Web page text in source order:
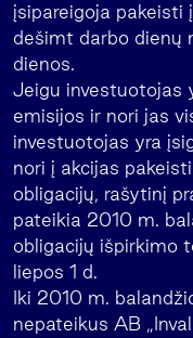
įsipareigoja pakeisti
dešimt darbo dienų
dienos.
Jeigu investuotojas
emisijos ir nori jas
investuotojas yra
nori į akcijas
obligacijų, rašytinį
pateikia 2010 m.
obligacijų išpirkimo
liepos 1 d.
Iki 2010 m.
nepateikus AB